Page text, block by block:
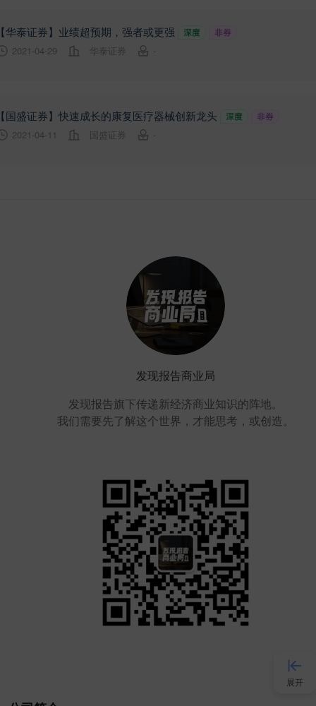
华泰证券】业绩超预期，强者或更强
2021-04-29 华泰证券 -
国盛证券】快速成长的康复医疗器械创新龙头
2021-04-11 国盛证券 -
发现报告商业局
发现报告旗下传递新经济商业知识的阵地。
我们需要先了解这个世界，才能思考，或创造。
展开